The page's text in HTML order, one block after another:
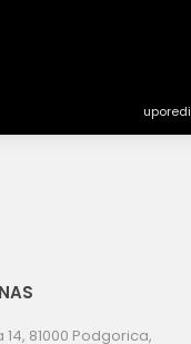
uporedi
81000 Podgorica,